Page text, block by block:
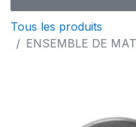
Tous les produits
ENSEMBLE DE